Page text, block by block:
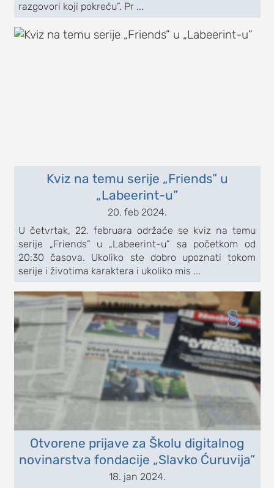
razgovori koji pokreću”. Pr ...
Kviz na temu serije „Friends” u
„Labeerint-u”
20. feb 2024.
U četvrtak, 22. februara održaće se kviz na temu
serije „Friends” u „Labeerint-u” sa početkom od
20:30 časova. Ukoliko ste dobro upoznati tokom
serije i životima karaktera i ukoliko mis ...
Otvorene prijave za Školu digitalnog
novinarstva fondacije „Slavko Ćuruvija”
18. jan 2024.